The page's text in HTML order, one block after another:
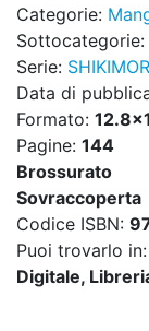
Categorie:
Sottocategorie:
Serie:
Data di
Formato:
Pagine: 144
Brossurato
Sovraccoperta
Codice ISBN:
Puoi trovarlo in:
Digitale,